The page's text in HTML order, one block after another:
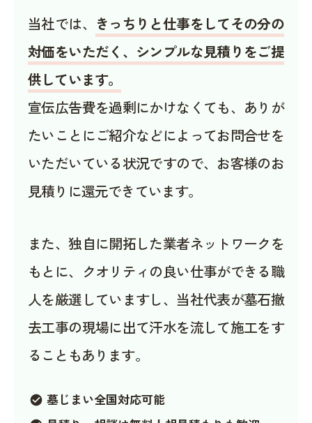
当社では、 きっちりと仕事をしてその分の
対価をいただく、シンプルな見積りをご提
供しています。
宣伝広告費を過剰にかけなくても、ありが
たいことにご紹介などによってお問合せを
いただいている状況ですので、お客様のお
見積りに還元できています。
また、独自に開拓した業者ネットワークを
もとに、クオリティの良い仕事ができる職
人を厳選していますし、当社代表が墓石撤
去工事の現場に出て汗水を流して施工をす
ることもあります。
check_circle 墓じまい全国対応可能